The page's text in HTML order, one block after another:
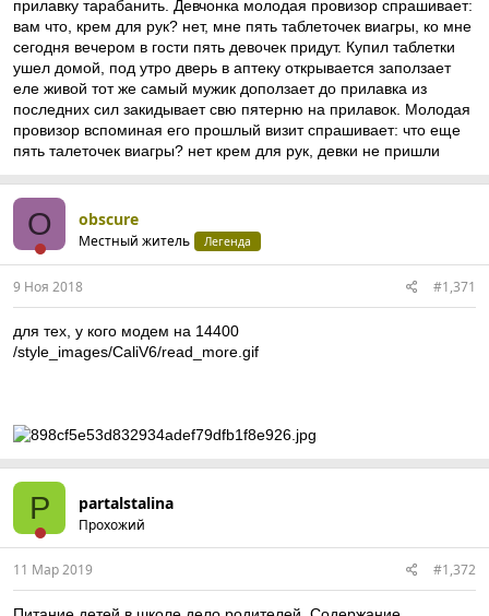
прилавку тарабанить. Девчонка молодая провизор спрашивает:
вам что, крем для рук? нет, мне пять таблеточек виагры, ко мне
сегодня вечером в гости пять девочек придут. Купил таблетки
ушел домой, под утро дверь в аптеку открывается заползает
еле живой тот же самый мужик доползает до прилавка из
последних сил закидывает свю пятерню на прилавок. Молодая
провизор вспоминая его прошлый визит спрашивает: что еще
пять талеточек виагры? нет крем для рук, девки не пришли
O obscure
Местный житель Легенда
9 Ноя 2018 #1,371
для тех, у кого модем на 14400
/style_images/CaliV6/read_more.gif
P partalstalina
Пpохожий
11 Мар 2019 #1,372